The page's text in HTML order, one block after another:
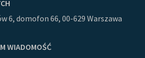
6, domofon 66, 00-629 Warszawa
WIADOMOŚĆ